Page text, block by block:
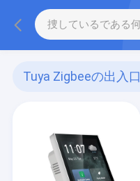
Tuya Zigbeeの出入口